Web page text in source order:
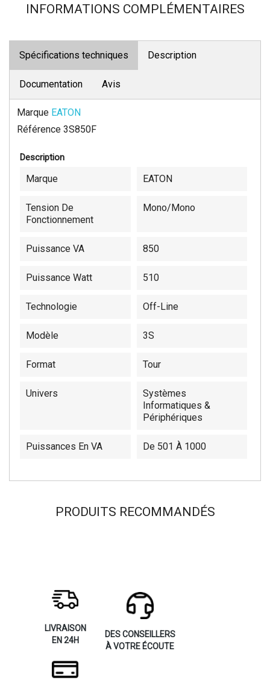
INFORMATIONS COMPLÉMENTAIRES
Spécifications techniques Description
Documentation Avis
Marque EATON
Référence 3S850F
Description
Marque EATON
Tension De
Fonctionnement
Mono/Mono
Puissance VA 850
Puissance Watt 510
Technologie Off-Line
Modèle 3S
Format Tour
Univers
Systèmes
Informatiques &
Périphériques
Puissances En VA De 501 À 1000
PRODUITS RECOMMANDÉS
LIVRAISON
EN 24H
DES CONSEILLERS
À VOTRE ÉCOUTE